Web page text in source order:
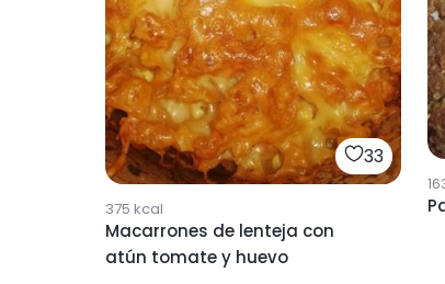
33
375 kcal
Macarrones de lenteja con
atún tomate y huevo